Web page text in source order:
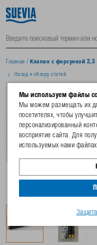
Главная / Клапан с форсункой
Назад к обзору статей
Мы используем файлы
Мы можем размещать их
посетителях, чтобы
персонализированный
восприятие сайта. Для
используемых нами